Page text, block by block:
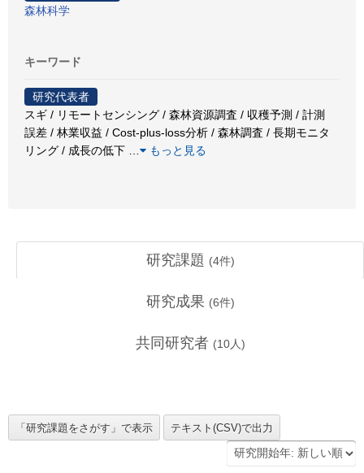
森林科学
キーワード
研究代表者
スギ / リモートセンシング / 森林資源調査 / 収穫予測 / 計測
誤差 / 林業収益 / Cost-plus-loss分析 / 森林調査 / 長期モニタ
リング / 成長の低下
もっと見る
研究課題 (4件)
研究成果 (6件)
共同研究者 (10人)